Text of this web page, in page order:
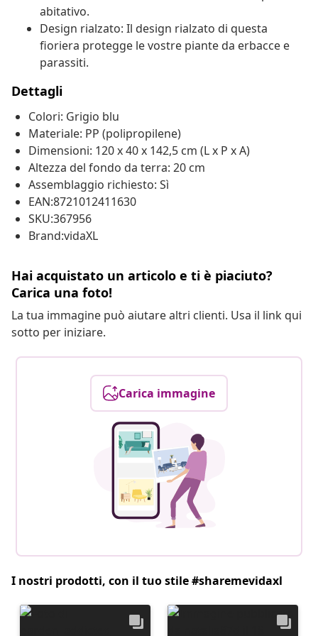
abitativo.
Design rialzato: Il design rialzato di questa
fioriera protegge le vostre piante da erbacce e
parassiti.
Dettagli
Colori: Grigio blu
Materiale: PP (polipropilene)
Dimensioni: 120 x 40 x 142,5 cm (L x P x A)
Altezza del fondo da terra: 20 cm
Assemblaggio richiesto: Sì
EAN:8721012411630
SKU:367956
Brand:vidaXL
Hai acquistato un articolo e ti è piaciuto?
Carica una foto!
La tua immagine può aiutare altri clienti. Usa il link qui
sotto per iniziare.
Carica immagine
I nostri prodotti, con il tuo stile #sharemevidaxl